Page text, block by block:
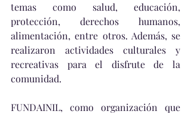
temas como salud, educación,
protección, derechos humanos,
alimentación, entre otros. Además, se
realizaron actividades culturales y
recreativas para el disfrute de la
comunidad.
FUNDAINIL, como organización que